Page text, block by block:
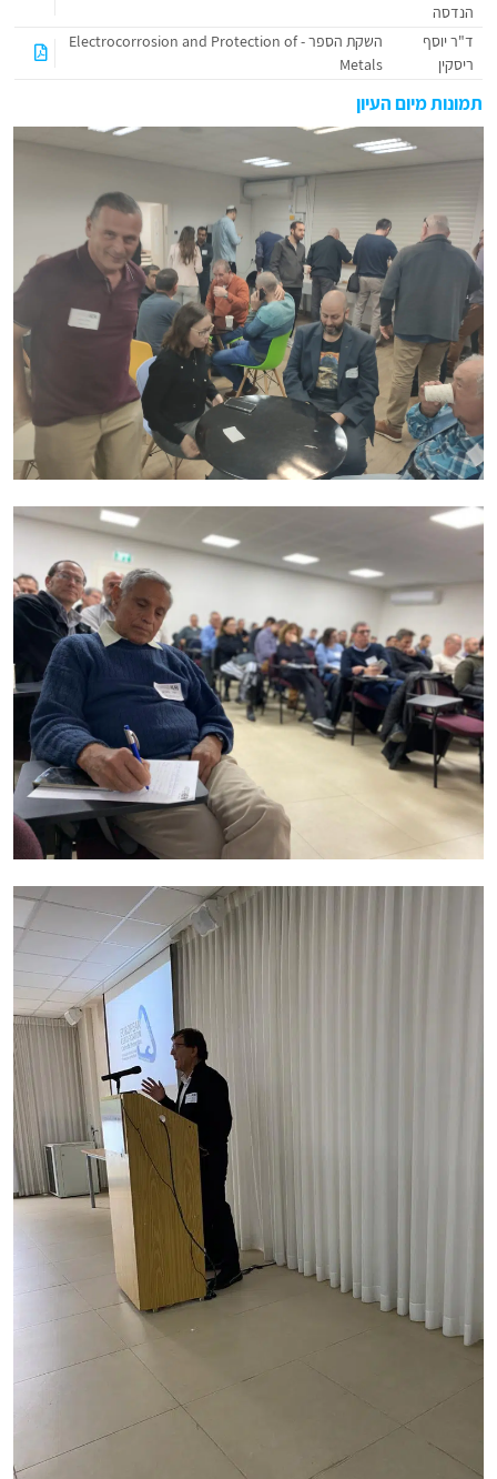
הנדסה
ד"ר יוסף
ריסקין
השקת הספר - Electrocorrosion and Protection of
Metals
תמונות מיום העיון